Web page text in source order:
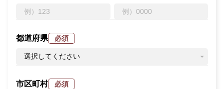
都道府県 必須
市区町村 必須